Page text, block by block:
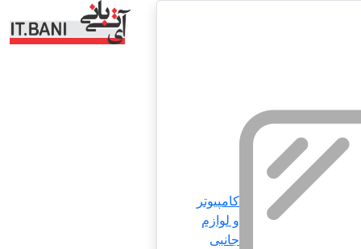
کامپیوتر
و لوازم
جانبی